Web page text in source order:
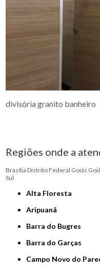
divisória granito banheiro
Regiões onde a
Brasília Distrito Federal Goiás
Sul
Alta Floresta
Aripuanã
Barra do Bugres
Barra do Garças
Campo Novo do